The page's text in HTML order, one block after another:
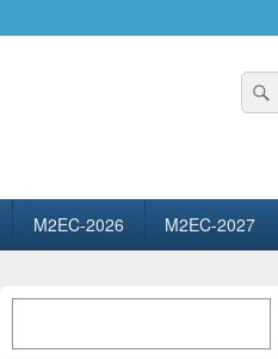
for:
M2EC-2026 M2EC-2027
Primary